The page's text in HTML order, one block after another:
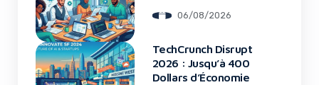
06/08/2026
TechCrunch Disrupt
2026 : Jusqu’à 400
Dollars d’Économie